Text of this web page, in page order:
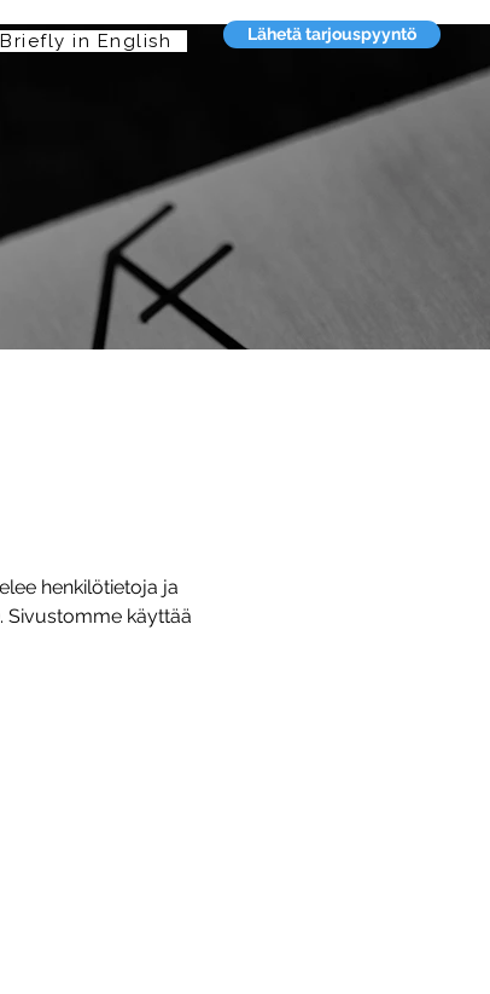
Briefly in English Lähetä tarjouspyyntö
henkilötietoja ja
Sivustomme käyttää